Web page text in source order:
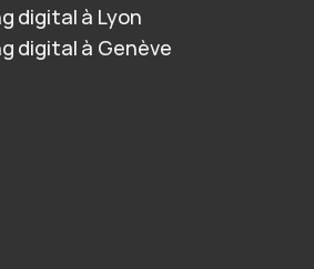
digital à Lyon
digital à Genève